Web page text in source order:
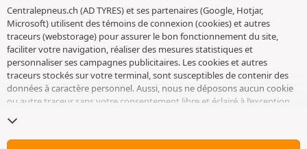
Centralepneus.ch (AD TYRES) et ses partenaires (Google, Hotjar,
Microsoft) utilisent des témoins de connexion (cookies) et autres
traceurs (webstorage) pour assurer le bon fonctionnement du site,
faciliter votre navigation, réaliser des mesures statistiques et
personnaliser ses campagnes publicitaires. Les cookies et autres
traceurs stockés sur votre terminal, sont susceptibles de contenir des
données à caractère personnel. Aussi, nous ne déposons aucun cookie
ou autre traceur sans votre consentement libre et éclairé à l’exception
conservons votre choix pendant 6 mois. Vous pouvez retirer votre
consentement à tout moment en vous rendant sur lapage cookies et